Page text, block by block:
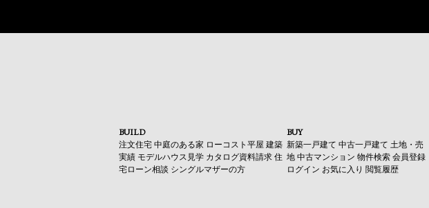
BUILD
注文住宅 中庭のある家 ローコスト平屋 建築
実績 モデルハウス見学 カタログ資料請求 住
宅ローン相談 シングルマザーの方
BUY
新築一戸建て 中古一戸建て 土地・売
地 中古マンション 物件検索 会員登録
ログイン お気に入り 閲覧履歴